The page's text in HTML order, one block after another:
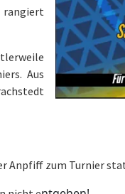
rangiert
Aus
Anpfiff zum Turnier